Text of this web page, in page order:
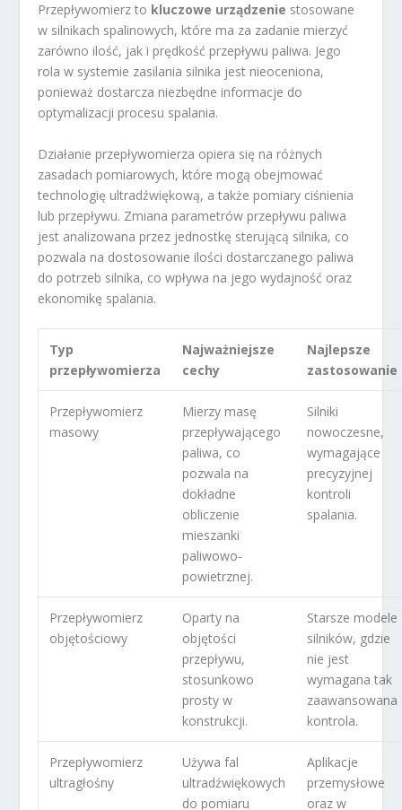
Przepływomierz to kluczowe urządzenie stosowane
w silnikach spalinowych, które ma za zadanie mierzyć
zarówno ilość, jak i prędkość przepływu paliwa. Jego
rola w systemie zasilania silnika jest nieoceniona,
ponieważ dostarcza niezbędne informacje do
optymalizacji procesu spalania.
Działanie przepływomierza opiera się na różnych
zasadach pomiarowych, które mogą obejmować
technologię ultradźwiękową, a także pomiary ciśnienia
lub przepływu. Zmiana parametrów przepływu paliwa
jest analizowana przez jednostkę sterującą silnika, co
pozwala na dostosowanie ilości dostarczanego paliwa
do potrzeb silnika, co wpływa na jego wydajność oraz
ekonomikę spalania.
Typ
przepływomierza
Najważniejsze
cechy
Najlepsze
zastosowanie
Przepływomierz
masowy
Mierzy masę
przepływającego
paliwa, co
pozwala na
dokładne
obliczenie
mieszanki
paliwowo-
powietrznej.
Silniki
nowoczesne,
wymagające
precyzyjnej
kontroli
spalania.
Przepływomierz
objętościowy
Oparty na
objętości
przepływu,
stosunkowo
prosty w
konstrukcji.
Starsze modele
silników, gdzie
nie jest
wymagana tak
zaawansowana
kontrola.
Przepływomierz
ultragłośny
Używa fal
ultradźwiękowych
do pomiaru
Aplikacje
przemysłowe
oraz w